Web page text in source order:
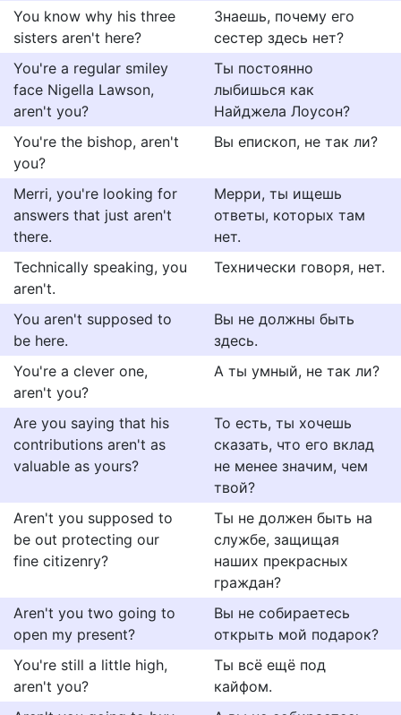
You know why his three
sisters aren't here?
Знаешь, почему его
сестер здесь нет?
You're a regular smiley
face Nigella Lawson,
aren't you?
Ты постоянно
лыбишься как
Найджела Лоусон?
You're the bishop, aren't
you?
Вы епископ, не так ли?
Merri, you're looking for
answers that just aren't
there.
Мерри, ты ищешь
ответы, которых там
нет.
Technically speaking, you
aren't.
Технически говоря, нет.
You aren't supposed to
be here.
Вы не должны быть
здесь.
You're a clever one,
aren't you?
А ты умный, не так ли?
Are you saying that his
contributions aren't as
valuable as yours?
То есть, ты хочешь
сказать, что его вклад
не менее значим, чем
твой?
Aren't you supposed to
be out protecting our
fine citizenry?
Ты не должен быть на
службе, защищая
наших прекрасных
граждан?
Aren't you two going to
open my present?
Вы не собираетесь
открыть мой подарок?
You're still a little high,
aren't you?
Ты всё ещё под
кайфом.